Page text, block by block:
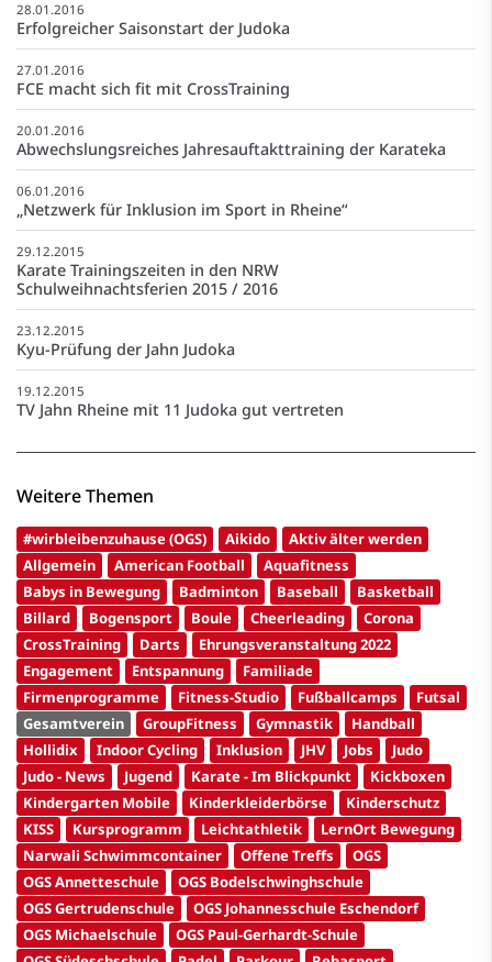
28.01.2016
Erfolgreicher Saisonstart der Judoka
27.01.2016
FCE macht sich fit mit CrossTraining
20.01.2016
Abwechslungsreiches Jahresauftakttraining der Karateka
06.01.2016
„Netzwerk für Inklusion im Sport in Rheine“
29.12.2015
Karate Trainingszeiten in den NRW
Schulweihnachtsferien 2015 / 2016
23.12.2015
Kyu-Prüfung der Jahn Judoka
19.12.2015
TV Jahn Rheine mit 11 Judoka gut vertreten
Weitere Themen
#wirbleibenzuhause (OGS) Aikido
Aktiv älter werden
Allgemein
American Football
Aquafitness
Babys in Bewegung
Badminton Baseball
Basketball
Billard
Bogensport Boule Cheerleading
Corona
CrossTraining
Darts
Ehrungsveranstaltung 2022
Engagement
Entspannung
Familiade
Firmenprogramme
Fitness-Studio Fußballcamps
Futsal
Gesamtverein
GroupFitness Gymnastik
Handball
Hollidix
Indoor Cycling Inklusion JHV Jobs
Judo
Judo - News
Jugend Karate - Im Blickpunkt
Kickboxen
Kindergarten Mobile
Kinderkleiderbörse
Kinderschutz
KISS
Kursprogramm Leichtathletik
LernOrt Bewegung
Narwali Schwimmcontainer
Offene Treffs
OGS
OGS Annetteschule
OGS Bodelschwinghschule
OGS Gertrudenschule
OGS Johannesschule Eschendorf
OGS Michaelschule
OGS Paul-Gerhardt-Schule